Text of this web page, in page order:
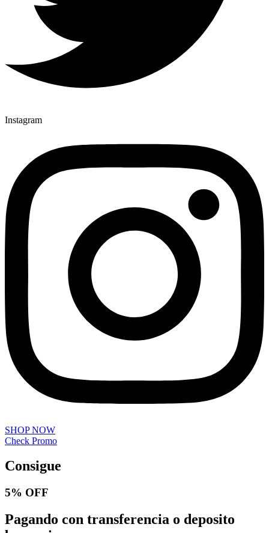
Instagram
SHOP NOW
Check Promo
Consigue
5% OFF
Pagando con transferencia o deposito